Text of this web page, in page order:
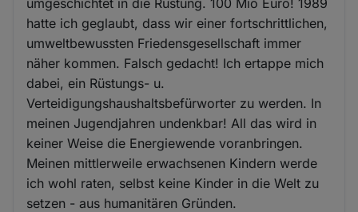
hatte ich geglaubt, dass wir einer fortschrittlichen,
umweltbewussten Friedensgesellschaft immer
näher kommen. Falsch gedacht! Ich ertappe mich
dabei, ein Rüstungs- u.
Verteidigungshaushaltsbefürworter zu werden. In
meinen Jugendjahren undenkbar! All das wird in
keiner Weise die Energiewende voranbringen.
Meinen mittlerweile erwachsenen Kindern werde
ich wohl raten, selbst keine Kinder in die Welt zu
setzen - aus humanitären Gründen.